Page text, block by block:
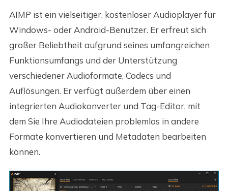
AIMP ist ein vielseitiger, kostenloser Audioplayer für
Windows- oder Android-Benutzer. Er erfreut sich
großer Beliebtheit aufgrund seines umfangreichen
Funktionsumfangs und der Unterstützung
verschiedener Audioformate, Codecs und
Auflösungen. Er verfügt außerdem über einen
integrierten Audiokonverter und Tag-Editor, mit
dem Sie Ihre Audiodateien problemlos in andere
Formate konvertieren und Metadaten bearbeiten
können.